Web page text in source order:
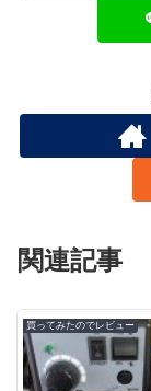
関連記事
買ってみたのでレビュー